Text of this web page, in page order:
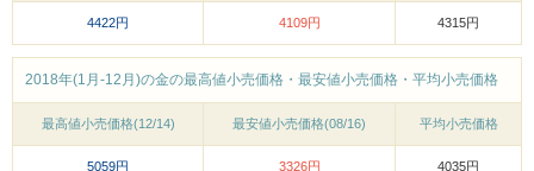
4422円 4109円 4315円
2018年(1月-12月)の金の最高値小売価格・最安値小売価格・平均小売価格
最高値小売価格(12/14) 最安値小売価格(08/16) 平均小売価格
5059円 3326円 4035円